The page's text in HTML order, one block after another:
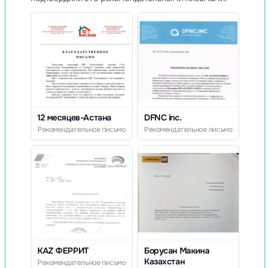
12 месяцев-Астана
Рекомендательное письмо
DFNC inc.
Рекомендательное письмо
KAZ ФЕРРИТ
Рекомендательное письмо
Борусан Макина
Казахстан